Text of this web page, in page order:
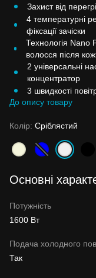
Захист від
4 температурні
фіксації зачіски
Технологія Nano
волосся після
2 універсальні
концентратор
3 швидкості
До опису товару
Колір: Сріблястий
Основні
Потужність
1600 Вт
Подача холодного
Так